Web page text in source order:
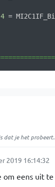
4 =
dat je het
2019 16:14:32
om eens uit